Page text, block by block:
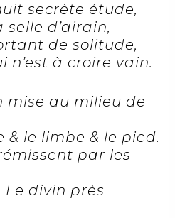
secrète étude,
selle d’airain,
de solitude,
n’est à croire vain.
mise au milieu de
& le limbe & le pied.
par les
Le divin près